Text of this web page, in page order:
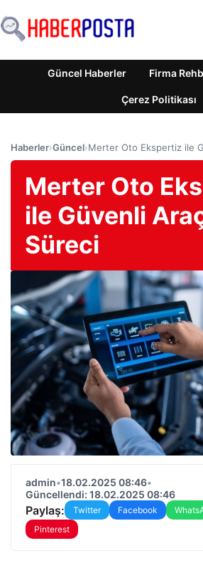
Güncel Haberler Firma
Çerez Politikası
Haberler›Güncel›Merter Oto Ekspertiz ile
Merter Oto
ile Güvenli
Süreci
admin•18.02.2025 08:46•
Güncellendi: 18.02.2025 08:46
Paylaş: Twitter Facebook
Pinterest